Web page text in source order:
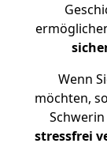
Wenn
möchten,
stressfrei